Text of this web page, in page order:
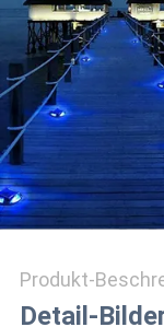
ONLINE
SHOP
SITEMAP
Produkt-
Detail-